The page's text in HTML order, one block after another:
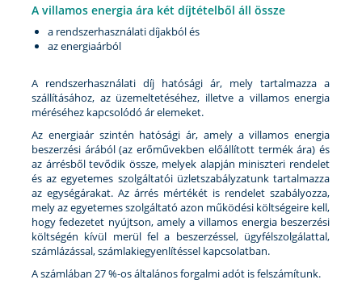
A villamos energia ára két díjtételből áll össze
a rendszerhasználati díjakból és
az energiaárból
A rendszerhasználati díj hatósági ár, mely tartalmazza a
szállításához, az üzemeltetéséhez, illetve a villamos energia
méréséhez kapcsolódó ár elemeket.
Az energiaár szintén hatósági ár, amely a villamos energia
beszerzési árából (az erőművekben előállított termék ára) és
az árrésből tevődik össze, melyek alapján miniszteri rendelet
és az egyetemes szolgáltatói üzletszabályzatunk tartalmazza
az egységárakat. Az árrés mértékét is rendelet szabályozza,
mely az egyetemes szolgáltató azon működési költségeire kell,
hogy fedezetet nyújtson, amely a villamos energia beszerzési
költségén kívül merül fel a beszerzéssel, ügyfélszolgálattal,
számlázással, számlakiegyenlítéssel kapcsolatban.
A számlában 27 %-os általános forgalmi adót is felszámítunk.